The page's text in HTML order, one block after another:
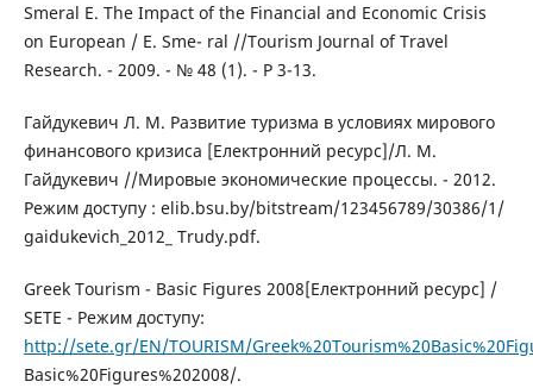
Smeral E. The Impact of the Financial and Economic Crisis
on European / Е. Sme- ral //Tourism Journal of Travel
Research. - 2009. - № 48 (1). - Р 3-13.
Гайдукевич Л. М. Развитие туризма в условиях мирового
финансового кризиса [Електронний ресурс]/Л. М.
Гайдукевич //Мировые экономические процессы. - 2012.
Режим доступу : elib.bsu.by/bitstream/123456789/30386/1/
gaidukevich_2012_ Trudy.pdf.
Greek Tourism - Basic Figures 2008[Електронний ресурс] /
SETE - Режим доступу:
http://sete.gr/EN/TOURISM/
Basic%20Figures%202008/.